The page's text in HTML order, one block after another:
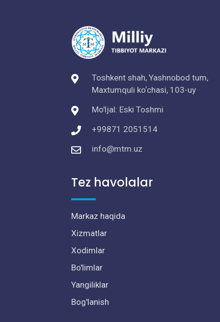
Toshkent shah, Yashnobod tum,
Maxtumquli koʼchasi, 103-uy
Mo'ljal: Eski Toshmi
+99871 2051514
info@mtm.uz
Tez havolalar
Markaz haqida
Xizmatlar
Xodimlar
Bo'limlar
Yangiliklar
Bog'lanish